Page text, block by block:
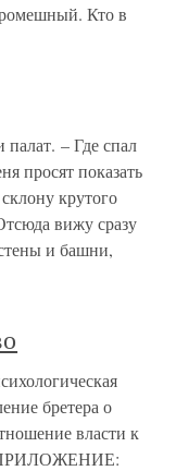
Кто в
палат. – Где спал
просят показать
крутого
вижу сразу
и башни,
бретера о
власти к
ПРИЛОЖЕНИЕ: